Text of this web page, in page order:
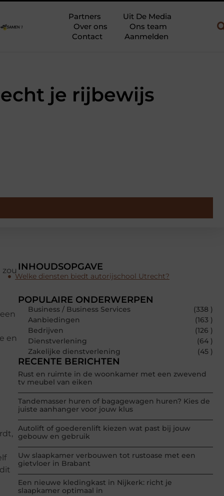
Partners
Uit De Media
Over ons
Ons team
Contact
Aanmelden
je rijbewijs
en
INHOUDSOPGAVE
Welke diensten biedt autorijschool Utrecht?
POPULAIRE ONDERWERPEN
Business / Business Services
(338 )
Aanbiedingen
(163 )
Bedrijven
(126 )
Dienstverlening
(64 )
Zakelijke dienstverlening
(45 )
RECENTE BERICHTEN
Rust en ruimte in de woonkamer met een zwevend
tv meubel van eiken
Tandemasser huren of bagagewagen huren? Kies de
juiste aanhanger voor jouw klus
Autolift of goederenlift kiezen wat past bij jouw
gebouw en gebruik
Uw slaapkamer verbouwen tot rustoase met een
gietvloer in Brabant
Een nieuwe kledingkast in Nijkerk: richt je
slaapkamer optimaal in